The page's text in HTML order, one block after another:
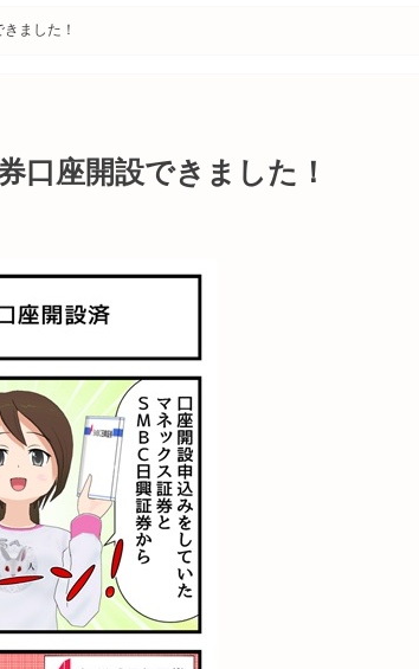
ました！
口座開設できました！